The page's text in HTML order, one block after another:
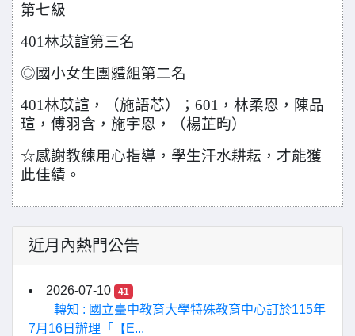
第七級
401林苡諠第三名
◎國小女生團體組第二名
401林苡諠，（施語芯）；601，林柔恩，陳品
瑄，傅羽含，施宇恩，（楊芷昀）
☆感謝教練用心指導，學生汗水耕耘，才能獲
此佳績。
近月內熱門公告
2026-07-10 41
轉知 : 國立臺中教育大學特殊教育中心訂於115年
7月16日辦理「【E...